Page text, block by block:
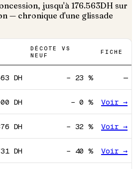
jusqu'à 176.563DH sur
— chronique d'une glissade
DÉCOTE VS
NEUF
FICHE
DH − 23 % —
DH −0 % Voir →
DH − 32 % Voir →
DH − 40 % Voir →